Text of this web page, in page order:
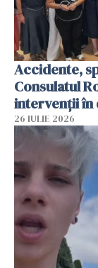
Accidente,
Consulatul
intervenții în
26 IULIE 2026